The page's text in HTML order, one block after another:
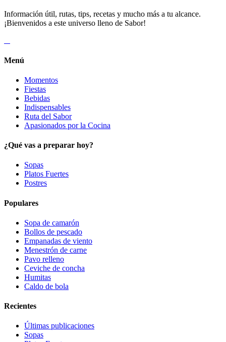
Información útil, rutas, tips, recetas y mucho más a tu alcance.
¡Bienvenidos a este universo lleno de Sabor!
Menú
Momentos
Fiestas
Bebidas
Indispensables
Ruta del Sabor
Apasionados por la Cocina
¿Qué vas a preparar hoy?
Sopas
Platos Fuertes
Postres
Populares
Sopa de camarón
Bollos de pescado
Empanadas de viento
Menestrón de carne
Pavo relleno
Ceviche de concha
Humitas
Caldo de bola
Recientes
Últimas publicaciones
Sopas